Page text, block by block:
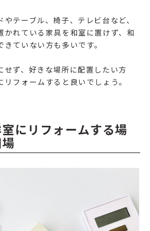
テーブル、椅子、テレビ台など、
かれている家具を和室に置けず、和
ていない方も多いです。
せず、好きな場所に配置したい方
リフォームすると良いでしょう。
にリフォームする場